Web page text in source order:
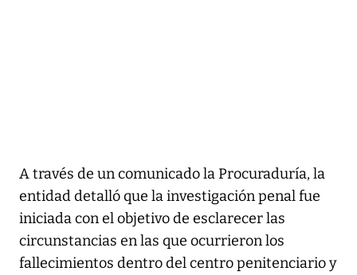
A través de un comunicado la Procuraduría, la
entidad detalló que la investigación penal fue
iniciada con el objetivo de esclarecer las
circunstancias en las que ocurrieron los
fallecimientos dentro del centro penitenciario y